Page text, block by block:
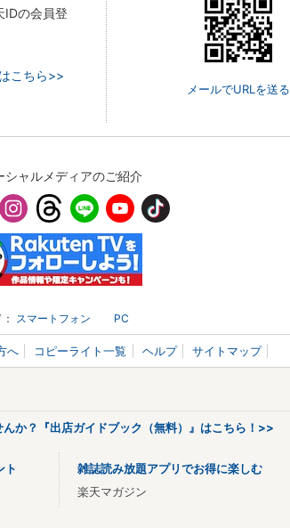
の会員登
こちら>>
メールでURLを送る
シャルメディアのご紹介
スマートフォン PC
へ コピーライト一覧 ヘルプ サイトマップ
か？『出店ガイドブック（無料）』はこちら！>>
ト
雑誌読み放題アプリでお得に楽しむ
楽天マガジン